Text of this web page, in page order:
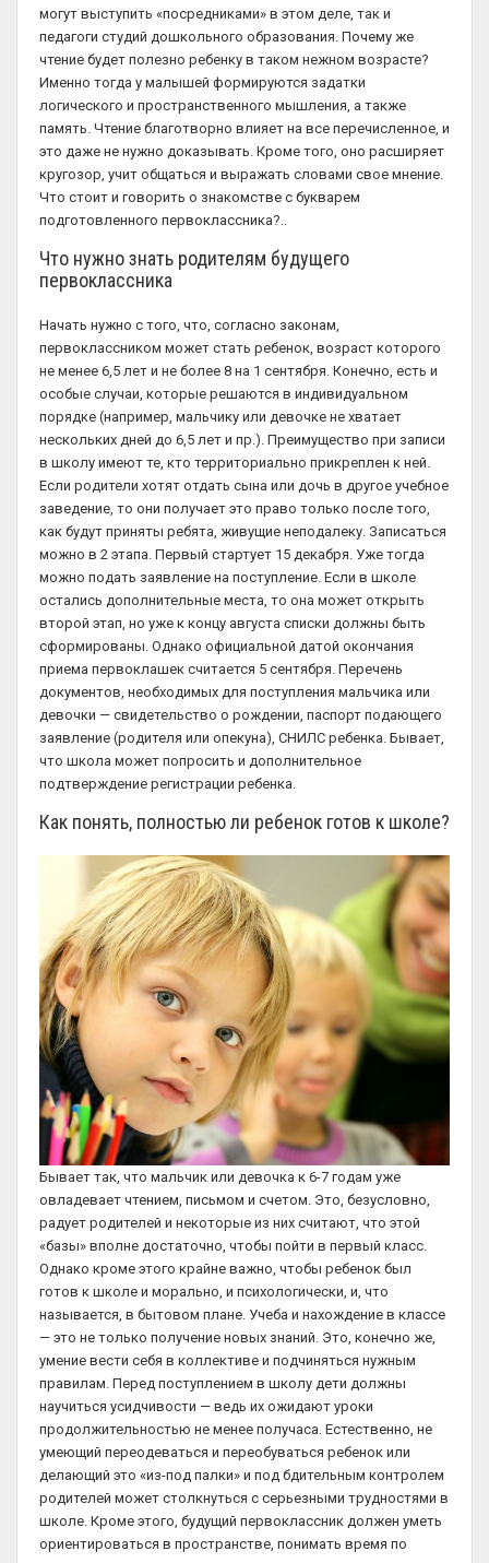
могут выступить «посредниками» в этом деле, так и
педагоги студий дошкольного образования. Почему же
чтение будет полезно ребенку в таком нежном возрасте?
Именно тогда у малышей формируются задатки
логического и пространственного мышления, а также
память. Чтение благотворно влияет на все перечисленное, и
это даже не нужно доказывать. Кроме того, оно расширяет
кругозор, учит общаться и выражать словами свое мнение.
Что стоит и говорить о знакомстве с букварем
подготовленного первоклассника?..
Что нужно знать родителям будущего
первоклассника
Начать нужно с того, что, согласно законам,
первоклассником может стать ребенок, возраст которого
не менее 6,5 лет и не более 8 на 1 сентября. Конечно, есть и
особые случаи, которые решаются в индивидуальном
порядке (например, мальчику или девочке не хватает
нескольких дней до 6,5 лет и пр.). Преимущество при записи
в школу имеют те, кто территориально прикреплен к ней.
Если родители хотят отдать сына или дочь в другое учебное
заведение, то они получает это право только после того,
как будут приняты ребята, живущие неподалеку. Записаться
можно в 2 этапа. Первый стартует 15 декабря. Уже тогда
можно подать заявление на поступление. Если в школе
остались дополнительные места, то она может открыть
второй этап, но уже к концу августа списки должны быть
сформированы. Однако официальной датой окончания
приема первоклашек считается 5 сентября. Перечень
документов, необходимых для поступления мальчика или
девочки — свидетельство о рождении, паспорт подающего
заявление (родителя или опекуна), СНИЛС ребенка. Бывает,
что школа может попросить и дополнительное
подтверждение регистрации ребенка.
Как понять, полностью ли ребенок готов к школе?
Бывает так, что мальчик или девочка к 6-7 годам уже
овладевает чтением, письмом и счетом. Это, безусловно,
радует родителей и некоторые из них считают, что этой
«базы» вполне достаточно, чтобы пойти в первый класс.
Однако кроме этого крайне важно, чтобы ребенок был
готов к школе и морально, и психологически, и, что
называется, в бытовом плане. Учеба и нахождение в классе
— это не только получение новых знаний. Это, конечно же,
умение вести себя в коллективе и подчиняться нужным
правилам. Перед поступлением в школу дети должны
научиться усидчивости — ведь их ожидают уроки
продолжительностью не менее получаса. Естественно, не
умеющий переодеваться и переобуваться ребенок или
делающий это «из-под палки» и под бдительным контролем
родителей может столкнуться с серьезными трудностями в
школе. Кроме этого, будущий первоклассник должен уметь
ориентироваться в пространстве, понимать время по